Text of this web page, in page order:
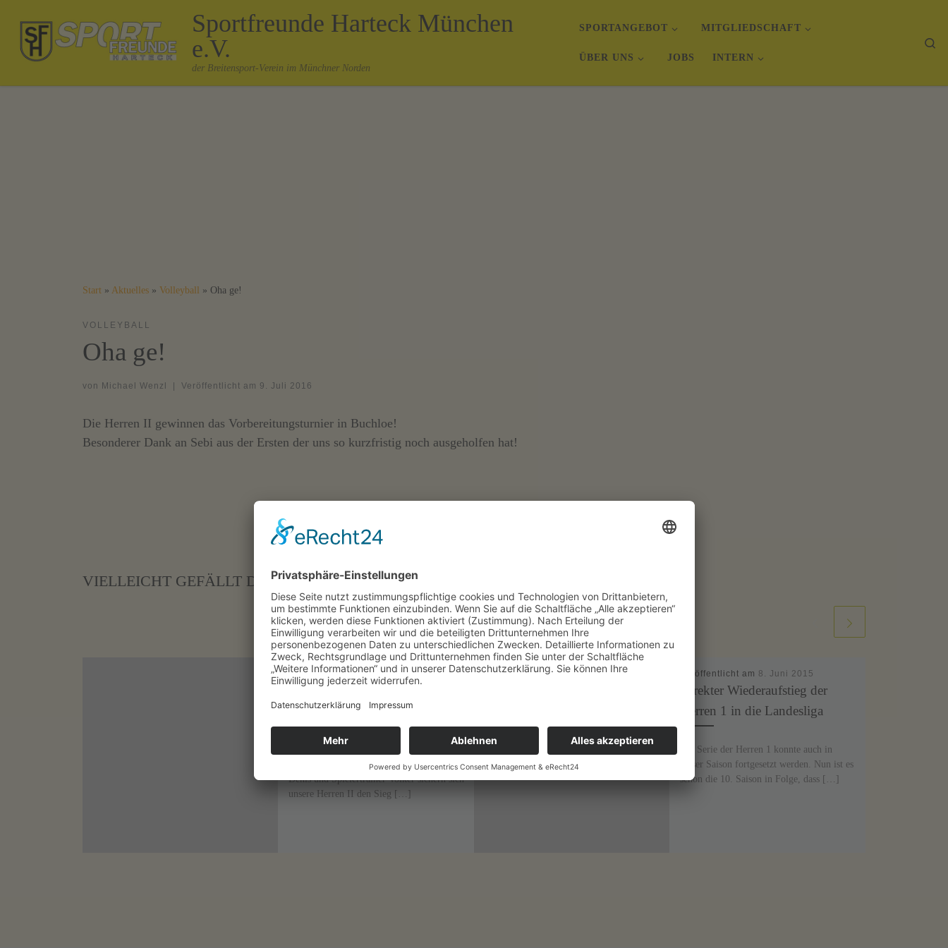
Zum Inhalt springen
Sportfreunde Harteck München
e.V.
der Breitensport-Verein im Münchner Norden
SPORTANGEBOT MITGLIEDSCHAFT
ÜBER UNS JOBS INTERN
Start » Aktuelles » Volleyball » Oha ge!
VOLLEYBALL
Oha ge!
von Michael Wenzl Veröffentlicht am 9. Juli 2016
Die Herren II gewinnen das Vorbereitungsturnier in Buchloe!
Besonderer Dank an Sebi aus der Ersten der uns so kurzfristig noch ausgeholfen hat!
VIELLEICHT GEFÄLLT DIR AUCH
Veröffentlicht am28. Februar 2016
Herren II – Minimale Besetzung
– maximaler Erfolg!
Rumpftruppe aus 7 Mann inkl. Neulibero
Denis und Spielertrainer Volker sichern sich
unsere Herren II den Sieg […]
Veröffentlicht am 8. Juni 2015
Direkter Wiederaufstieg der
Herren 1 in die Landesliga
Die Serie der Herren 1 konnte auch in
dieser Saison fortgesetzt werden. Nun ist es
schon die 10. Saison in Folge, dass […]